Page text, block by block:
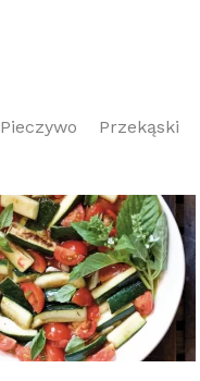
Pieczywo Przekąski